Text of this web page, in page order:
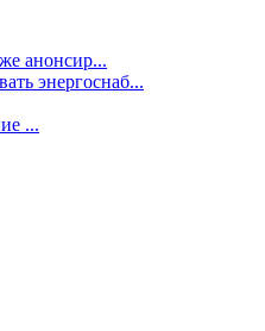
анонсир...
энергоснаб...
...